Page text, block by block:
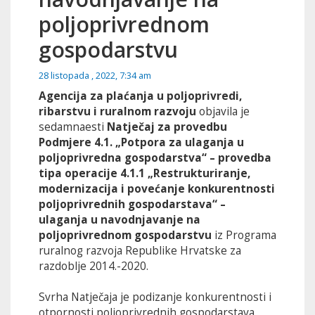
poljoprivrednom
gospodarstvu
28 listopada , 2022, 7:34 am
Agencija za plaćanja u poljoprivredi,
ribarstvu i ruralnom razvoju objavila je
sedamnaesti Natječaj za provedbu
Podmjere 4.1. „Potpora za ulaganja u
poljoprivredna gospodarstva“ – provedba
tipa operacije 4.1.1 „Restrukturiranje,
modernizacija i povećanje konkurentnosti
poljoprivrednih gospodarstava“ –
ulaganja u navodnjavanje na
poljoprivrednom gospodarstvu iz Programa
ruralnog razvoja Republike Hrvatske za
razdoblje 2014.-2020.
Svrha Natječaja je podizanje konkurentnosti i